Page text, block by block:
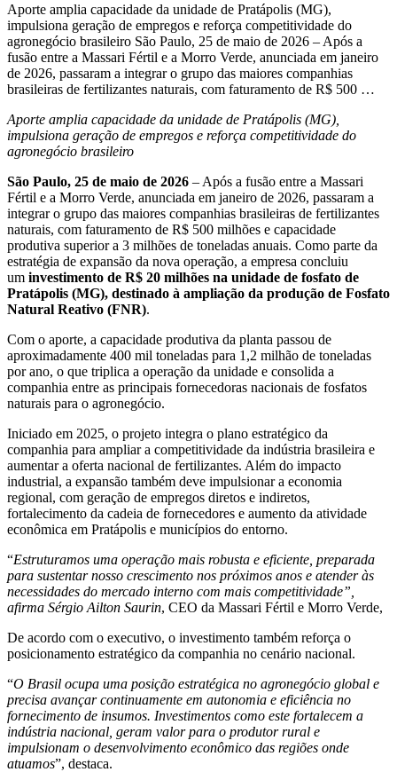
Aporte amplia capacidade da unidade de Pratápolis (MG),
impulsiona geração de empregos e reforça competitividade do
agronegócio brasileiro São Paulo, 25 de maio de 2026 – Após a
fusão entre a Massari Fértil e a Morro Verde, anunciada em janeiro
de 2026, passaram a integrar o grupo das maiores companhias
brasileiras de fertilizantes naturais, com faturamento de R$ 500 …
Aporte amplia capacidade da unidade de Pratápolis (MG),
impulsiona geração de empregos e reforça competitividade do
agronegócio brasileiro
São Paulo, 25 de maio de 2026 – Após a fusão entre a Massari
Fértil e a Morro Verde, anunciada em janeiro de 2026, passaram a
integrar o grupo das maiores companhias brasileiras de fertilizantes
naturais, com faturamento de R$ 500 milhões e capacidade
produtiva superior a 3 milhões de toneladas anuais. Como parte da
estratégia de expansão da nova operação, a empresa concluiu
um investimento de R$ 20 milhões na unidade de fosfato de
Pratápolis (MG), destinado à ampliação da produção de Fosfato
Natural Reativo (FNR).
Com o aporte, a capacidade produtiva da planta passou de
aproximadamente 400 mil toneladas para 1,2 milhão de toneladas
por ano, o que triplica a operação da unidade e consolida a
companhia entre as principais fornecedoras nacionais de fosfatos
naturais para o agronegócio.
Iniciado em 2025, o projeto integra o plano estratégico da
companhia para ampliar a competitividade da indústria brasileira e
aumentar a oferta nacional de fertilizantes. Além do impacto
industrial, a expansão também deve impulsionar a economia
regional, com geração de empregos diretos e indiretos,
fortalecimento da cadeia de fornecedores e aumento da atividade
econômica em Pratápolis e municípios do entorno.
“Estruturamos uma operação mais robusta e eficiente, preparada
para sustentar nosso crescimento nos próximos anos e atender às
necessidades do mercado interno com mais competitividade”,
afirma Sérgio Ailton Saurin, CEO da Massari Fértil e Morro Verde,
De acordo com o executivo, o investimento também reforça o
posicionamento estratégico da companhia no cenário nacional.
“O Brasil ocupa uma posição estratégica no agronegócio global e
precisa avançar continuamente em autonomia e eficiência no
fornecimento de insumos. Investimentos como este fortalecem a
indústria nacional, geram valor para o produtor rural e
impulsionam o desenvolvimento econômico das regiões onde
atuamos”, destaca.